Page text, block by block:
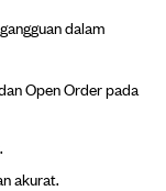
dalam
Open Order pada
akurat.